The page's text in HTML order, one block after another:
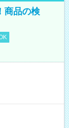
商品の検